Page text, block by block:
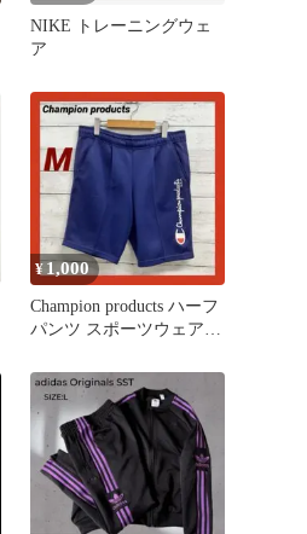
NIKE トレーニングウェ
ア
¥ 1,000
Champion products ハーフ
パンツ スポーツウェア M